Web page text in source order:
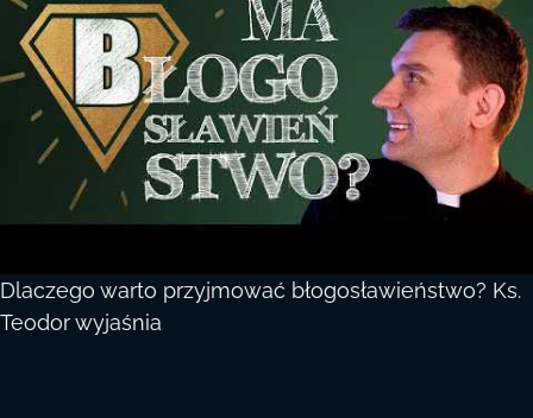
Dlaczego warto przyjmować błogosławieństwo? Ks.
Teodor wyjaśnia